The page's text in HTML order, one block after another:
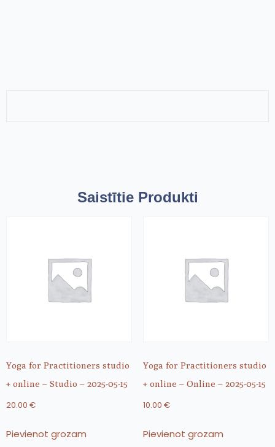
Saistītie Produkti
Yoga for Practitioners studio
+ online – Studio – 2025-05-15
20.00 €
Pievienot grozam
Yoga for Practitioners studio
+ online – Online – 2025-05-15
10.00 €
Pievienot grozam